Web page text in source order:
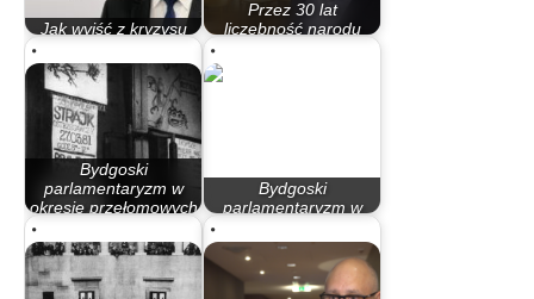
Jak wyjść z kryzysu
Przez 30 lat
liczebność narodu
polskiego zmniejszy…
Bydgoski
parlamentaryzm w
okresie przełomowych
Bydgoski
parlamentaryzm w